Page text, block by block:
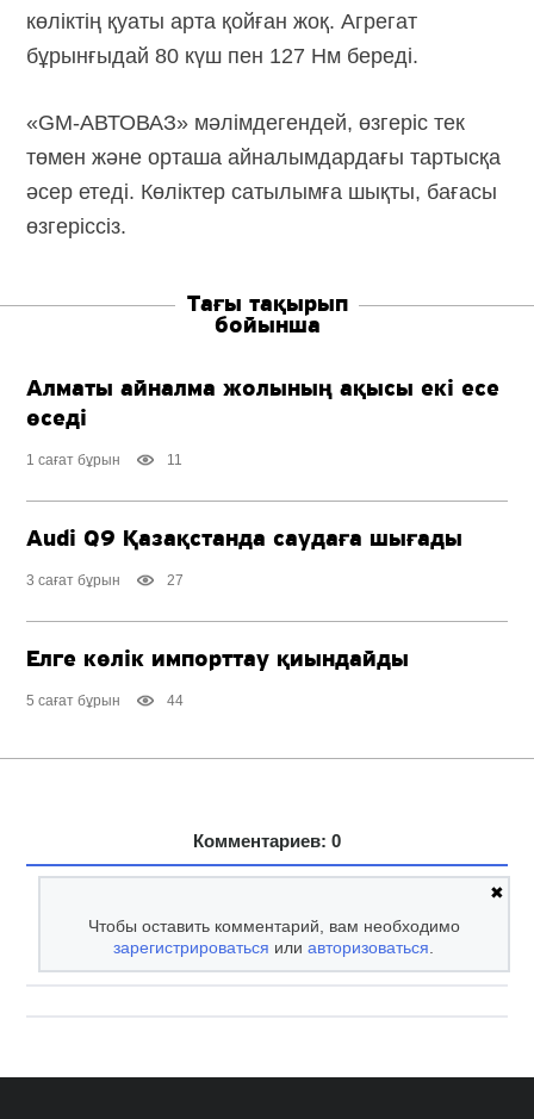
көліктің қуаты арта қойған жоқ. Агрегат
бұрынғыдай 80 күш пен 127 Нм береді.
«GM-АВТОВАЗ» мәлімдегендей, өзгеріс тек
төмен және орташа айналымдардағы тартысқа
әсер етеді. Көліктер сатылымға шықты, бағасы
өзгеріссіз.
Тағы тақырып
бойынша
Алматы айналма жолының ақысы екі есе
өседі
1 сағат бұрын 11
Audi Q9 Қазақстанда саудаға шығады
3 сағат бұрын 27
Елге көлік импорттау қиындайды
5 сағат бұрын 44
Комментариев: 0
✖
Чтобы оставить комментарий, вам необходимо
зарегистрироваться илиавторизоваться.